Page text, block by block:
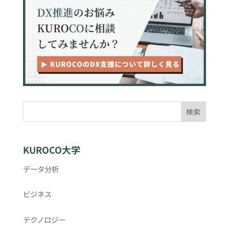
検索
KUROCO大学
データ分析
ビジネス
テクノロジー